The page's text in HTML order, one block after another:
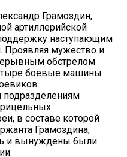
Грамоздин,
артиллерийской
наступающим
Проявляя мужество и
обстрелом
боевые машины
подразделениям
в составе которой
Грамоздина,
и вынуждены были